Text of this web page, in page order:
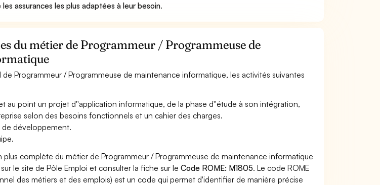
assurances les plus adaptées à leur besoin.
du métier de Programmeur / Programmeuse de
de Programmeur / Programmeuse de maintenance informatique, les activités suivantes
au point un projet d''application informatique, de la phase d''étude à son intégration,
selon des besoins fonctionnels et un cahier des charges.
développement.
plus complète du métier de Programmeur / Programmeuse de maintenance informatique
le site de Pôle Emploi et consulter la fiche sur leCode ROME: M1805. Le code ROME
des métiers et des emplois) est un code qui permet d'identifier de manière précise